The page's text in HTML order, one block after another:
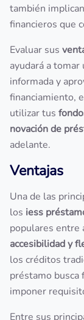
también
financieros que
Evaluar sus
ayudará a tomar
informada y
financiamiento,
utilizar tus
novación de
adelante.
Ventajas
Una de las
los iess
populares entre
accesibilidad y
los créditos
préstamo busca
imponer
Entre sus